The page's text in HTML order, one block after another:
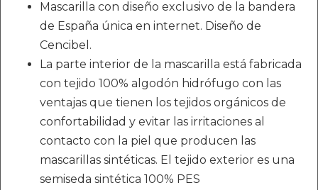
Mascarilla con diseño exclusivo de la bandera
de España única en internet. Diseño de
Cencibel.
La parte interior de la mascarilla está fabricada
con tejido 100% algodón hidrófugo con las
ventajas que tienen los tejidos orgánicos de
confortabilidad y evitar las irritaciones al
contacto con la piel que producen las
mascarillas sintéticas. El tejido exterior es una
semiseda sintética 100% PES